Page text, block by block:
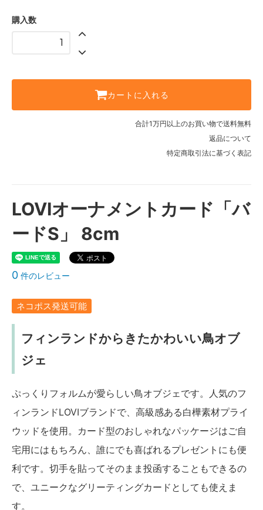
購入数
カートに入れる
合計1万円以上のお買い物で送料無料
返品について
特定商取引法に基づく表記
LOVIオーナメントカード「バ
ードS」 8cm
0 件のレビュー
ネコポス発送可能
フィンランドからきたかわいい鳥オブ
ジェ
ぷっくりフォルムが愛らしい鳥オブジェです。人気のフ
ィンランドLOVIブランドで、高級感ある白樺素材プライ
ウッドを使用。カード型のおしゃれなパッケージはご自
宅用にはもちろん、誰にでも喜ばれるプレゼントにも便
利です。切手を貼ってそのまま投函することもできるの
で、ユニークなグリーティングカードとしても使えま
す。